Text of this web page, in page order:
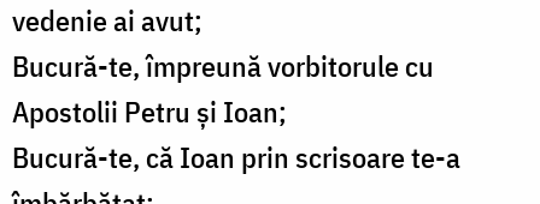
vedenie ai avut;
Bucură-te, împreună vorbitorule cu
Apostolii Petru și Ioan;
Bucură-te, că Ioan prin scrisoare te-a